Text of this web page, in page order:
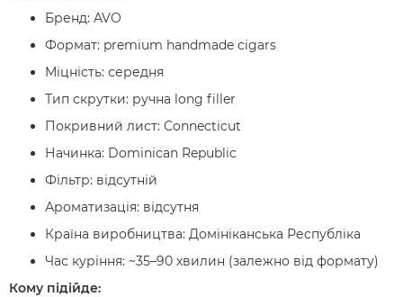
Бренд: AVO
Формат: premium handmade cigars
Міцність: середня
Тип скрутки: ручна long filler
Покривний лист: Connecticut
Начинка: Dominican Republic
Фільтр: відсутній
Ароматизація: відсутня
Країна виробництва: Домініканська Республіка
Час куріння: ~35–90 хвилин (залежно від формату)
Кому підійде: